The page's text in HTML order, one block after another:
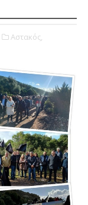
Αστακός,